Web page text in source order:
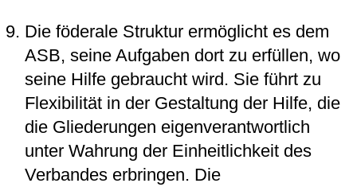
Die föderale Struktur ermöglicht es dem
ASB, seine Aufgaben dort zu erfüllen, wo
seine Hilfe gebraucht wird. Sie führt zu
Flexibilität in der Gestaltung der Hilfe, die
die Gliederungen eigenverantwortlich
unter Wahrung der Einheitlichkeit des
Verbandes erbringen. Die